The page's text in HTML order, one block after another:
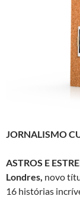
JORNALISMO
ASTROS E
Londres, novo
16 histórias